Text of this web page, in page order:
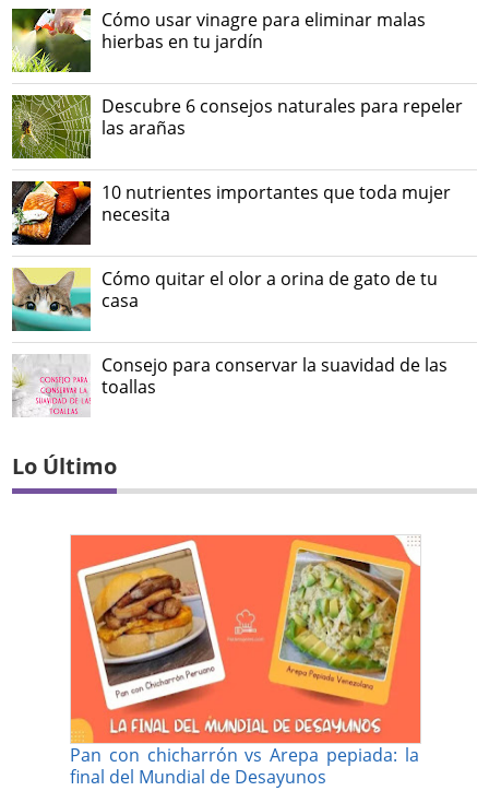
Cómo usar vinagre para eliminar malas
hierbas en tu jardín
Descubre 6 consejos naturales para repeler
las arañas
10 nutrientes importantes que toda mujer
necesita
Cómo quitar el olor a orina de gato de tu
casa
Consejo para conservar la suavidad de las
toallas
Lo Último
Pan con chicharrón vs Arepa pepiada: la
final del Mundial de Desayunos